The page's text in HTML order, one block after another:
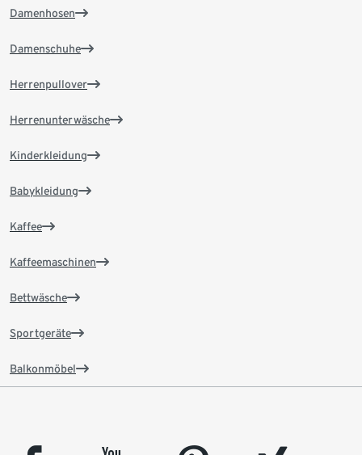
Damenhosen
Damenschuhe
Herrenpullover
Herrenunterwäsche
Kinderkleidung
Babykleidung
Kaffee
Kaffeemaschinen
Bettwäsche
Sportgeräte
Balkonmöbel